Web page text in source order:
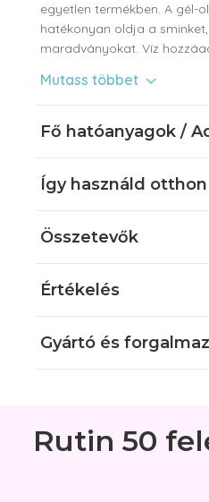
egyetlen termékben. A gél-
hatékonyan oldja a
maradványokat. Víz
szárítaná a bőrt. Az
Mutass többet
Fő hatóanyagok /
Így használd otthon
Összetevők
Értékelés
Gyártó és
Rutin 50